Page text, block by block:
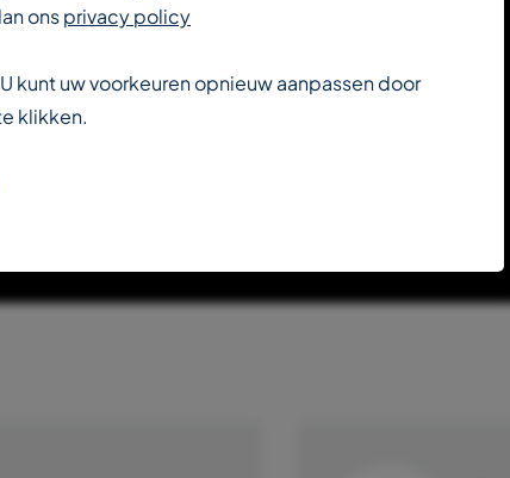
onsprivacy policy
kunt uw voorkeuren opnieuw aanpassen door
klikken.